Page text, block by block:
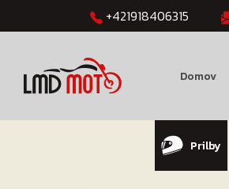
+421918406315
Domov
Prilby